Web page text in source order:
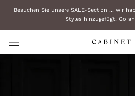
überspringen
Besuchen Sie unsere SALE-Section ... wir
Styles hinzugefügt! Go